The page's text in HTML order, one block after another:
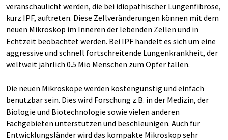
veranschaulicht werden, die bei idiopathischer Lungenfibrose,
kurz IPF, auftreten. Diese Zellveränderungen können mit dem
neuen Mikroskop im Inneren der lebenden Zellen und in
Echtzeit beobachtet werden. Bei IPF handelt es sich um eine
aggressive und schnell fortschreitende Lungenkrankheit, der
weltweit jährlich 0.5 Mio Menschen zum Opfer fallen.
Die neuen Mikroskope werden kostengünstig und einfach
benutzbar sein. Dies wird Forschung z.B. in der Medizin, der
Biologie und Biotechnologie sowie vielen anderen
Fachgebieten unterstützen und beschleunigen. Auch für
Entwicklungsländer wird das kompakte Mikroskop sehr